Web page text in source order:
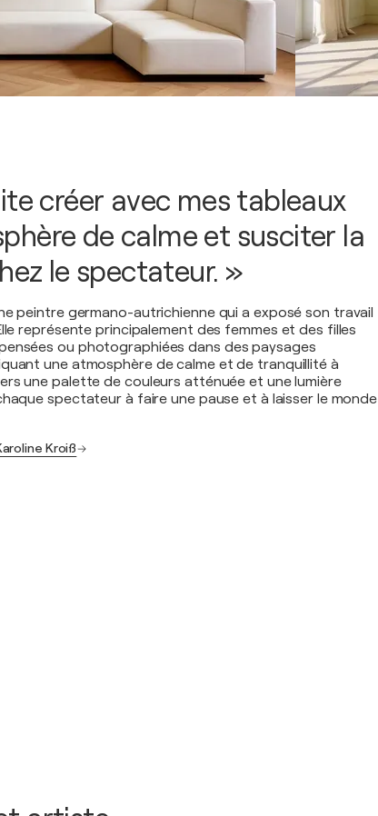
créer avec mes tableaux
de calme et susciter la
le spectateur. »
peintre germano-autrichienne qui a exposé son travail
représente principalement des femmes et des filles
ou photographiées dans des paysages
une atmosphère de calme et de tranquillité à
une palette de couleurs atténuée et une lumière
spectateur à faire une pause et à laisser le monde
Kroiß